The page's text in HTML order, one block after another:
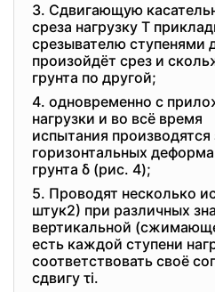
3. Сдвигающую
среза нагрузку T
срезывателю ступенями
произойдёт срез и
грунта по другой;
4. одновременно с
нагрузки и во всё время
испытания
горизонтальных
грунта δ (рис. 4);
5. Проводят несколько
штук2) при различных
вертикальной
есть каждой ступени
соответствовать своё
сдвигу τi.